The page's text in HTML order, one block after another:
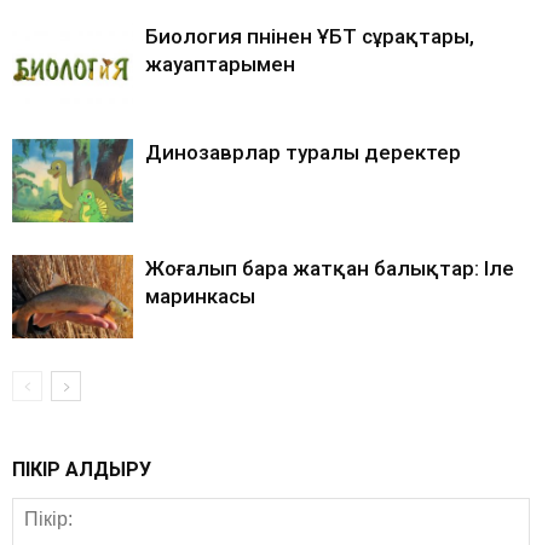
Биология пәнінен ҰБТ сұрақтары,
жауаптарымен
Динозаврлар туралы деректер
Жоғалып бара жатқан балықтар: Іле
маринкасы
ПІКІР ҚАЛДЫРУ